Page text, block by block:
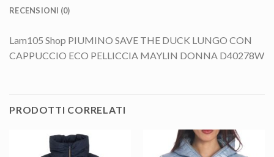
RECENSIONI (0)
Lam105 Shop PIUMINO SAVE THE DUCK LUNGO CON
CAPPUCCIO ECO PELLICCIA MAYLIN DONNA D40278W
PRODOTTI CORRELATI